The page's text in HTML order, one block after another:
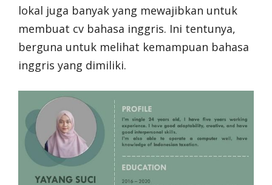
lokal juga banyak yang mewajibkan untuk
membuat cv bahasa inggris. Ini tentunya,
berguna untuk melihat kemampuan bahasa
inggris yang dimiliki.